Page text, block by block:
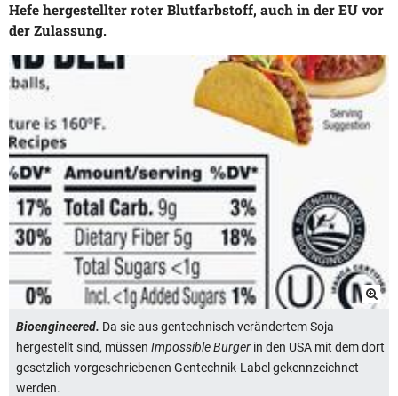
Hefe hergestellter roter Blutfarbstoff, auch in der EU vor
der Zulassung.
Bioengineered. Da sie aus gentechnisch verändertem Soja
hergestellt sind, müssen Impossible Burger in den USA mit dem dort
gesetzlich vorgeschriebenen Gentechnik-Label gekennzeichnet
werden.